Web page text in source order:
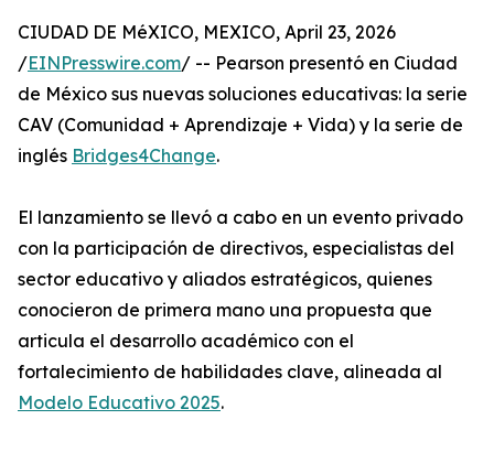
CIUDAD DE MéXICO, MEXICO, April 23, 2026
/EINPresswire.com/ -- Pearson presentó en Ciudad
de México sus nuevas soluciones educativas: la serie
CAV (Comunidad + Aprendizaje + Vida) y la serie de
inglés Bridges4Change.
El lanzamiento se llevó a cabo en un evento privado
con la participación de directivos, especialistas del
sector educativo y aliados estratégicos, quienes
conocieron de primera mano una propuesta que
articula el desarrollo académico con el
fortalecimiento de habilidades clave, alineada al
Modelo Educativo 2025.